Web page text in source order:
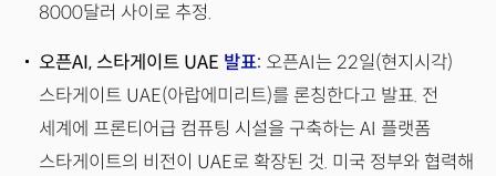
8000달러 사이로 추정.
오픈AI, 스타게이트 UAE 발표: 오픈AI는 22일(현지시각)
스타게이트 UAE(아랍에미리트)를 론칭한다고 발표. 전
세계에 프론티어급 컴퓨팅 시설을 구축하는 AI 플랫폼
스타게이트의 비전이 UAE로 확장된 것. 미국 정부와 협력해